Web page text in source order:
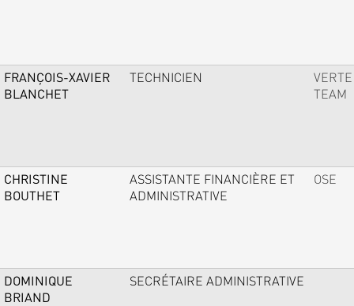
FRANÇOIS-XAVIER
BLANCHET
TECHNICIEN
VERTE
TEAM
CHRISTINE
BOUTHET
ASSISTANTE FINANCIÈRE ET
ADMINISTRATIVE
OSE
DOMINIQUE
BRIAND
SECRÉTAIRE ADMINISTRATIVE